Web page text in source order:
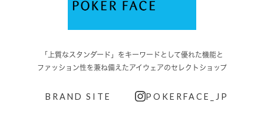
「上質なスタンダード」をキーワードとして優れた機能と
ファッション性を兼ね備えたアイウェアのセレクトショップ
BRAND SITE POKERFACE_JP